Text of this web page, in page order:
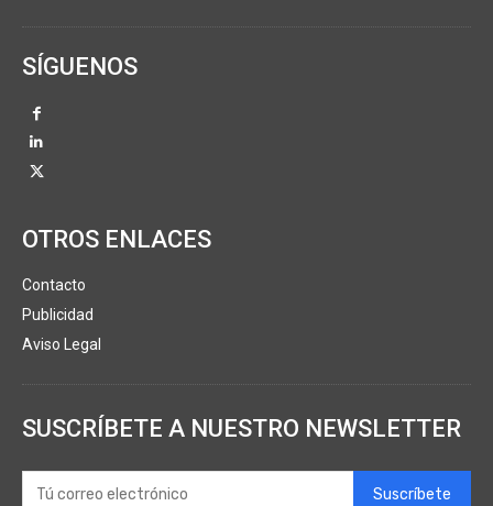
SÍGUENOS
OTROS ENLACES
Contacto
Publicidad
Aviso Legal
SUSCRÍBETE A NUESTRO NEWSLETTER
Suscríbete